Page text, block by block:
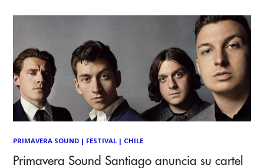
PRIMAVERA SOUND | FESTIVAL | CHILE
Primavera Sound Santiago anuncia su cartel